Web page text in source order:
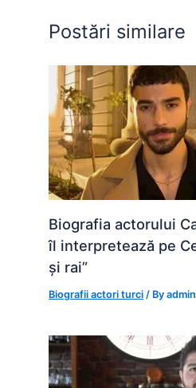
o
k
p g
er
Postări similare
Biografia actorului
îl interpretează pe
și rai”
Biografii actori turci / Byadmin